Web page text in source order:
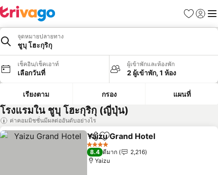
รายการโป
เข้าสู่ร
เมนู
จุดหมายปลายทาง
ชูบุ โฮะกุริกุ
เช็คอิน/เช็คเอาท์
เลือกวันที่
ผู้เข้าพักและห้องพัก
2 ผู้เข้าพัก, 1 ห้อง
เรียงตาม กรอง แผนที่
โรงแรมใน ชูบุ โฮะกุริกุ (ญี่ปุ่น)
ค่าคอมมิชชั่นมีผลต่ออันดับอย่างไร
แชร์ เพิ่มในรายการโปรด
Yaizu Grand Hotel
4 ดาว
8.4 ดีมาก
2,216
Yaizu